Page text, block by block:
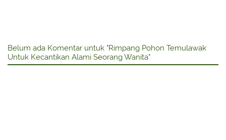
Belum ada Komentar untuk "Rimpang Pohon Temulawak
Untuk Kecantikan Alami Seorang Wanita"